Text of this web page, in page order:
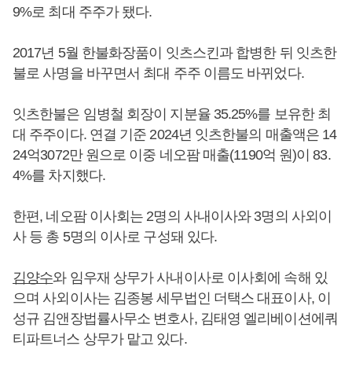
9%로 최대 주주가 됐다.
2017년 5월 한불화장품이 잇츠스킨과 합병한 뒤 잇츠한
불로 사명을 바꾸면서 최대 주주 이름도 바뀌었다.
잇츠한불은 임병철 회장이 지분율 35.25%를 보유한 최
대 주주이다. 연결 기준 2024년 잇츠한불의 매출액은 14
24억3072만 원으로 이중 네오팜 매출(1190억 원)이 83.
4%를 차지했다.
한편, 네오팜 이사회는 2명의 사내이사와 3명의 사외이
사 등 총 5명의 이사로 구성돼 있다.
김양수와 임우재 상무가 사내이사로 이사회에 속해 있
으며 사외이사는 김종봉 세무법인 더택스 대표이사, 이
성규 김앤장법률사무소 변호사, 김태영 엘리베이션에쿼
티파트너스 상무가 맡고 있다.